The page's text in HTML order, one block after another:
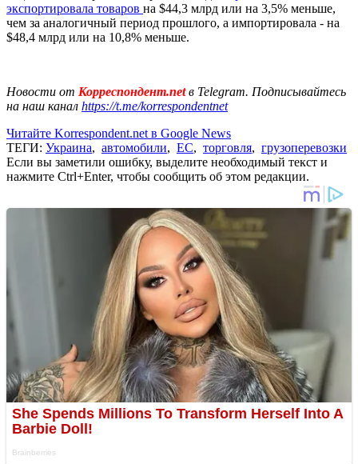
экспортировала товаров на $44,3 млрд или на 3,5% меньше,
чем за аналогичный период прошлого, а импортировала - на
$48,4 млрд или на 10,8% меньше.
Новости от Корреспондент.netв Telegram. Подписывайтесь
на наш канал https://t.me/korrespondentnet
Читайте Korrespondent.net в Google News
ТЕГИ: Украина, автомобили, ЕС, торговля, грузоперевозки
Если вы заметили ошибку, выделите необходимый текст и
нажмите Ctrl+Enter, чтобы сообщить об этом редакции.